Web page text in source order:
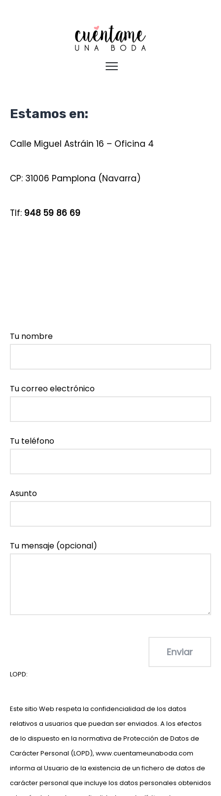
Estamos en:
Calle Miguel Astráin 16 – Oficina 4
CP: 31006 Pamplona (Navarra)
Tlf: 948 59 86 69
Tu nombre
Tu correo electrónico
Tu teléfono
Asunto
Tu mensaje (opcional)
LOPD:
Este sitio Web respeta la confidencialidad de los datos
relativos a usuarios que puedan ser enviados. A los efectos
de lo dispuesto en la normativa de Protección de Datos de
Carácter Personal (LOPD), www.cuentameunaboda.com
informa al Usuario de la existencia de un fichero de datos de
carácter personal que incluye los datos personales obtenidos